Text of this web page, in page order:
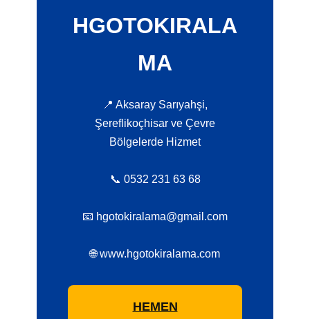
HGOTOKIRALA
MA
📍 Aksaray Sarıyahşi,
Şereflikoçhisar ve Çevre
Bölgelerde Hizmet
📞 0532 231 63 68
📧 hgotokiralama@gmail.com
🌐 www.hgotokiralama.com
HEMEN